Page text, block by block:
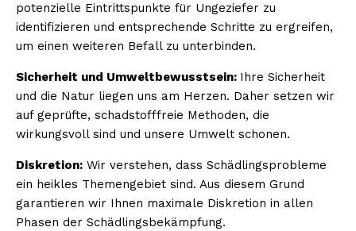
potenzielle Eintrittspunkte für Ungeziefer zu
identifizieren und entsprechende Schritte zu ergreifen,
um einen weiteren Befall zu unterbinden.
Sicherheit und Umweltbewusstsein: Ihre Sicherheit
und die Natur liegen uns am Herzen. Daher setzen wir
auf geprüfte, schadstofffreie Methoden, die
wirkungsvoll sind und unsere Umwelt schonen.
Diskretion: Wir verstehen, dass Schädlingsprobleme
ein heikles Themengebiet sind. Aus diesem Grund
garantieren wir Ihnen maximale Diskretion in allen
Phasen der Schädlingsbekämpfung.